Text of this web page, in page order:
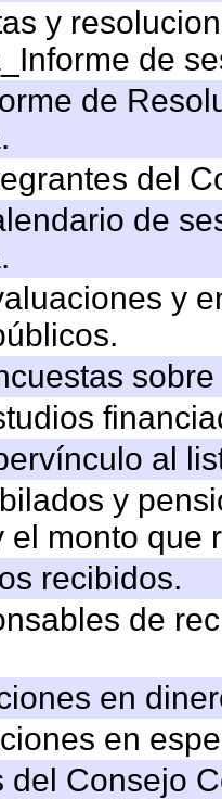
y
de
de
del
de
y
al
y
el monto que
recibidos.
de
en
en
del Consejo